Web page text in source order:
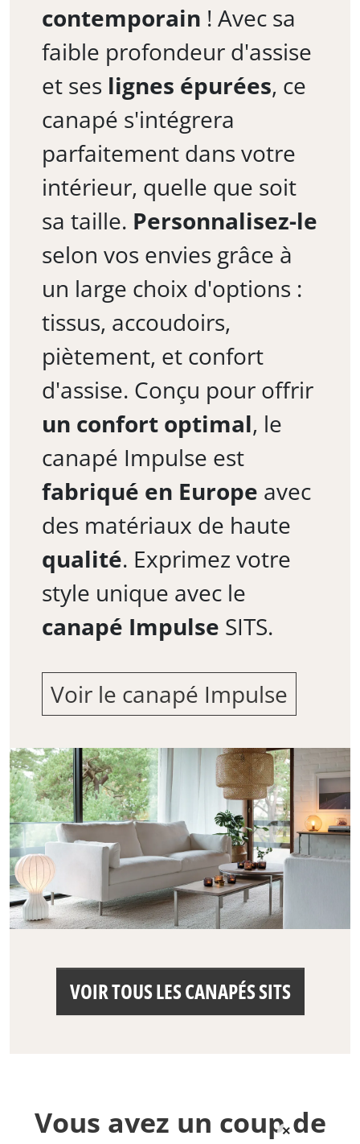
contemporain ! Avec sa
faible profondeur d'assise
et ses lignes épurées, ce
canapé s'intégrera
parfaitement dans votre
intérieur, quelle que soit
sa taille. Personnalisez-le
selon vos envies grâce à
un large choix d'options :
tissus, accoudoirs,
piètement, et confort
d'assise. Conçu pour offrir
un confort optimal, le
canapé Impulse est
fabriqué en Europe avec
des matériaux de haute
qualité. Exprimez votre
style unique avec le
canapé Impulse SITS.
Voir le canapé Impulse
VOIR TOUS LES CANAPÉS SITS
Vous avez un coup de
×